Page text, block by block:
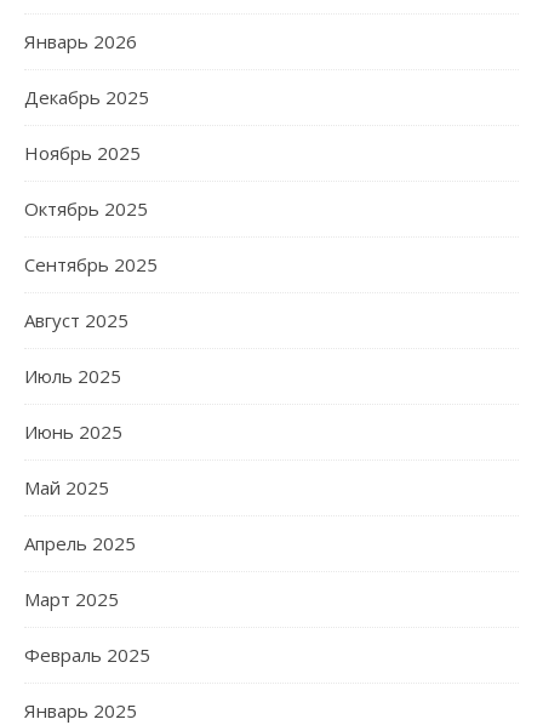
Январь 2026
Декабрь 2025
Ноябрь 2025
Октябрь 2025
Сентябрь 2025
Август 2025
Июль 2025
Июнь 2025
Май 2025
Апрель 2025
Март 2025
Февраль 2025
Январь 2025